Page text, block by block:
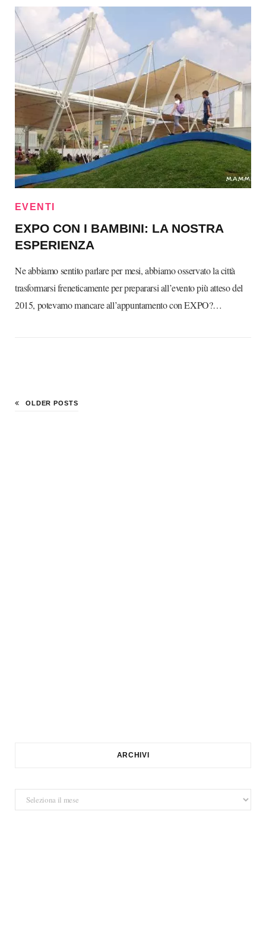
EVENTI
EXPO CON I BAMBINI: LA NOSTRA
ESPERIENZA
Ne abbiamo sentito parlare per mesi, abbiamo osservato la città
trasformarsi freneticamente per prepararsi all’evento più atteso del
2015, potevamo mancare all’appuntamento con EXPO?…
OLDER POSTS
ARCHIVI
Archivi